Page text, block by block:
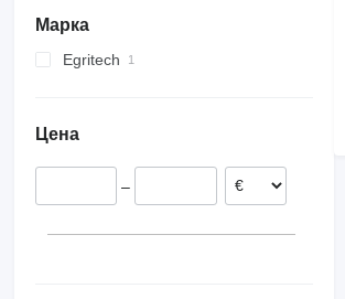
Марка
Egritech
Цена
–